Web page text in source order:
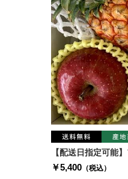
【配送日指定可能
￥5,400 （税込）